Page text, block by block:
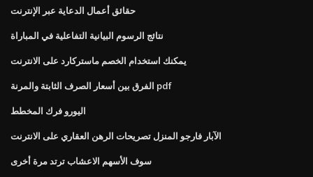
حقائق أعمال الدعاية عبر الإنترنت
نتائج الرسوم البيانية التفاعلية في المباراة
يمكنك استخدام الخصم ماستركارد على الانترنت
الفرق بين أسعار الصرف الثابتة والمرنة pdf
اليورو فرك المخطط
الآبار فارجو المنزل تصريحات الرهن العقاري على الانترنت
سوف الأسهم الاعشاب ترتد مرة أخرى